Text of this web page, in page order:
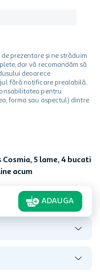
prezentare și ne străduim
dar vă recomandăm să
deoarece
fără notificare prealabilă.
pentru
forma sau aspectul) dintre
Aparat de ras cu 5 lame
Cosmia
stoc